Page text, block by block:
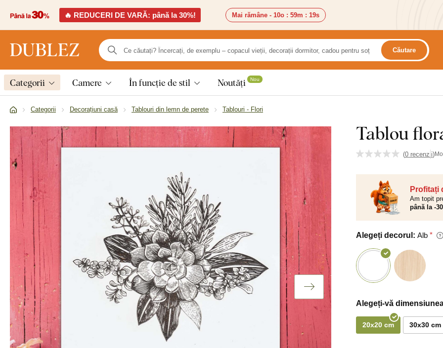
🔥 REDUCERI DE VARĂ: până la 30%! Mai rămâne - 10o : 59m : 18s
Căutare
Categorii Camere În funcție de stil Noutăți Nou
Categorii Decorațiuni casă Tablouri din lemn de perete Tablouri - Flori
Tablou
(0 recenzii)
Profitați
Am topit
până la -
Alegeți decorul: Alb
Alegeți-vă
20x20 cm 30x30 cm